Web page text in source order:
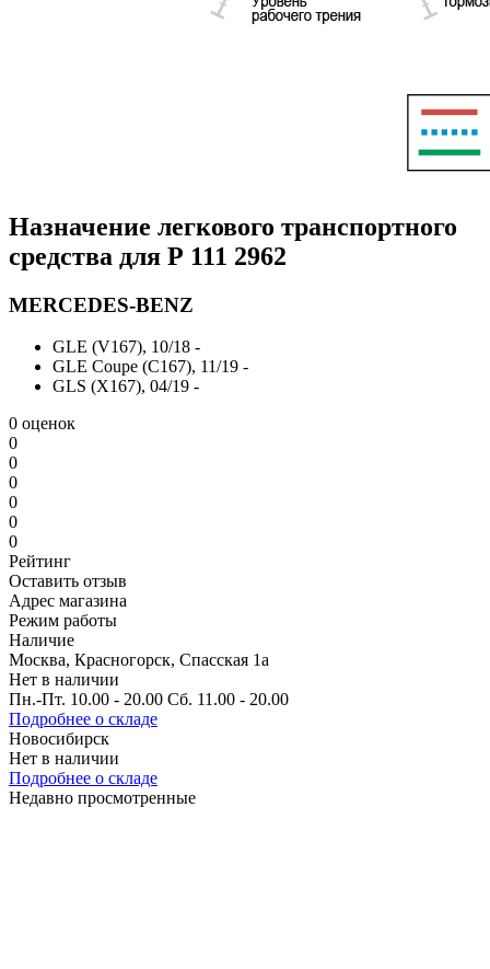
Назначение легкового транспортного
средства для P 111 2962
MERCEDES-BENZ
GLE (V167), 10/18 -
GLE Coupe (C167), 11/19 -
GLS (X167), 04/19 -
0 оценок
0
0
0
0
0
0
Рейтинг
Оставить отзыв
Адрес магазина
Режим работы
Наличие
Москва, Красногорск, Спасская 1а
Нет в наличии
Пн.-Пт. 10.00 - 20.00 Сб. 11.00 - 20.00
Подробнее о складе
Новосибирск
Нет в наличии
Подробнее о складе
Недавно просмотренные